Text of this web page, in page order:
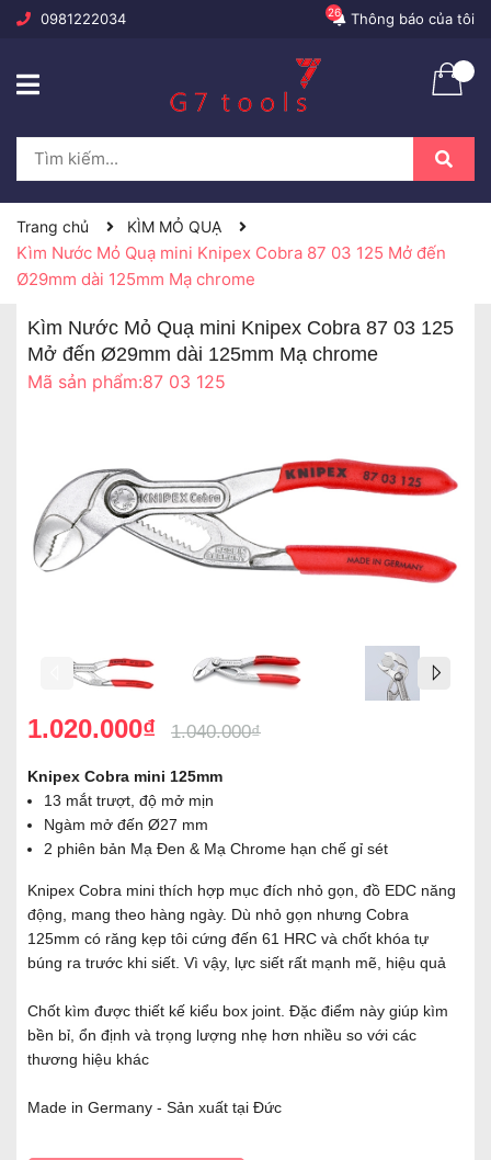
0981222034 Thông báo của tôi
26
Trang chủ KÌM MỎ QUẠ
Kìm Nước Mỏ Quạ mini Knipex Cobra 87 03 125 Mở đến
Ø29mm dài 125mm Mạ chrome
Kìm Nước Mỏ Quạ mini Knipex Cobra 87 03 125
Mở đến Ø29mm dài 125mm Mạ chrome
Mã sản phẩm:87 03 125
1.020.000₫ 1.040.000₫
Knipex Cobra mini 125mm
13 mắt trượt, độ mở mịn
Ngàm mở đến Ø27 mm
2 phiên bản Mạ Đen & Mạ Chrome hạn chế gỉ sét
Knipex Cobra mini thích hợp mục đích nhỏ gọn, đồ EDC năng
động, mang theo hàng ngày. Dù nhỏ gọn nhưng Cobra
125mm có răng kẹp tôi cứng đến 61 HRC và chốt khóa tự
búng ra trước khi siết. Vì vậy, lực siết rất mạnh mẽ, hiệu quả
Chốt kìm được thiết kế kiểu box joint. Đặc điểm này giúp kìm
bền bỉ, ổn định và trọng lượng nhẹ hơn nhiều so với các
thương hiệu khác
Made in Germany - Sản xuất tại Đức